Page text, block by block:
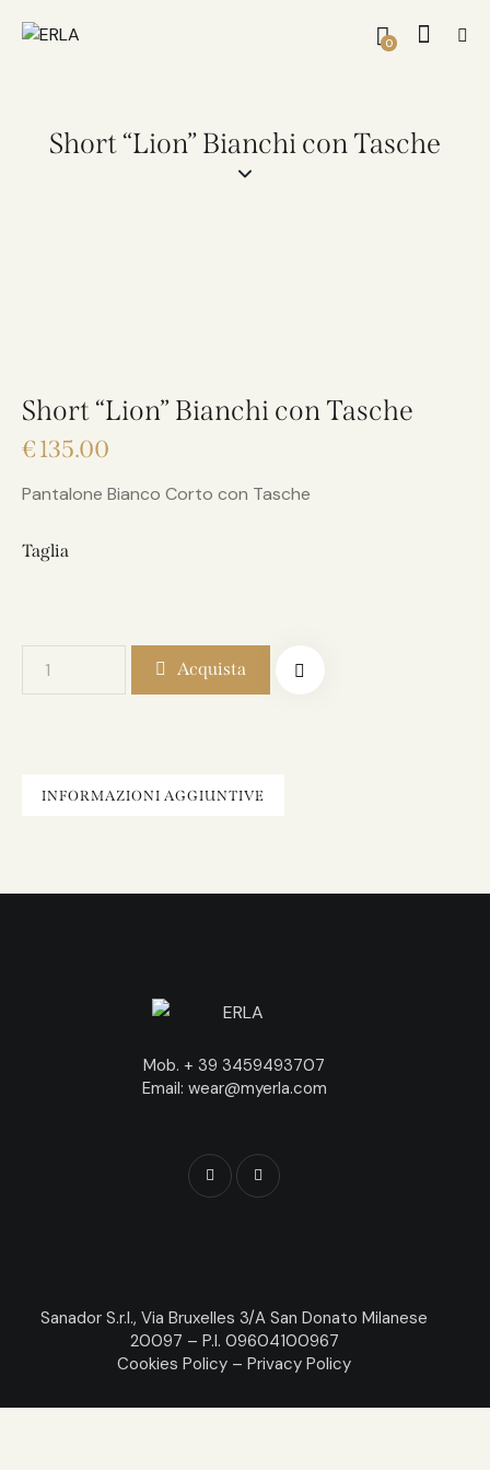
0
Short “Lion” Bianchi con Tasche
Short “Lion” Bianchi con Tasche
€135.00
Pantalone Bianco Corto con Tasche
Taglia
Acquista
INFORMAZIONI AGGIUNTIVE
Mob. + 39 3459493707
Email: wear@myerla.com
Sanador S.r.l., Via Bruxelles 3/A San Donato Milanese
20097 – P.I. 09604100967
Cookies Policy – Privacy Policy